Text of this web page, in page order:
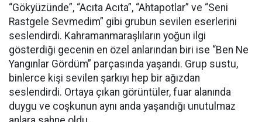
“Gökyüzünde”, “Acıta Acıta”, “Ahtapotlar” ve “Seni
Rastgele Sevmedim” gibi grubun sevilen eserlerini
seslendirdi. Kahramanmaraşlıların yoğun ilgi
gösterdiği gecenin en özel anlarından biri ise “Ben Ne
Yangınlar Gördüm” parçasında yaşandı. Grup sustu,
binlerce kişi sevilen şarkıyı hep bir ağızdan
seslendirdi. Ortaya çıkan görüntüler, fuar alanında
duygu ve coşkunun aynı anda yaşandığı unutulmaz